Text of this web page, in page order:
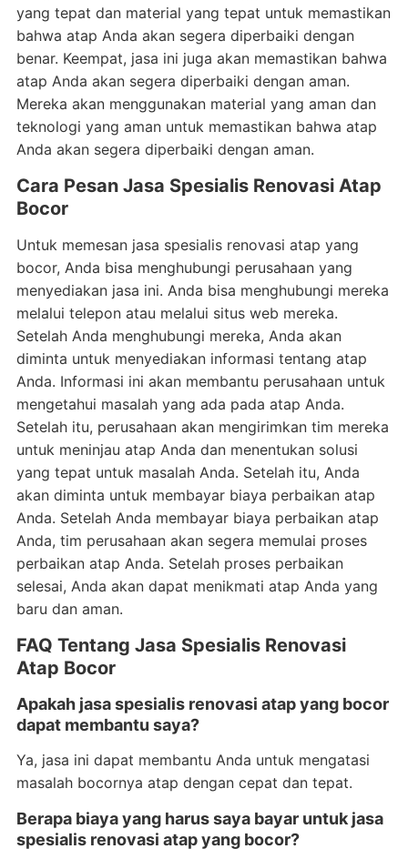
yang tepat dan material yang tepat untuk memastikan
bahwa atap Anda akan segera diperbaiki dengan
benar. Keempat, jasa ini juga akan memastikan bahwa
atap Anda akan segera diperbaiki dengan aman.
Mereka akan menggunakan material yang aman dan
teknologi yang aman untuk memastikan bahwa atap
Anda akan segera diperbaiki dengan aman.
Cara Pesan Jasa Spesialis Renovasi Atap
Bocor
Untuk memesan jasa spesialis renovasi atap yang
bocor, Anda bisa menghubungi perusahaan yang
menyediakan jasa ini. Anda bisa menghubungi mereka
melalui telepon atau melalui situs web mereka.
Setelah Anda menghubungi mereka, Anda akan
diminta untuk menyediakan informasi tentang atap
Anda. Informasi ini akan membantu perusahaan untuk
mengetahui masalah yang ada pada atap Anda.
Setelah itu, perusahaan akan mengirimkan tim mereka
untuk meninjau atap Anda dan menentukan solusi
yang tepat untuk masalah Anda. Setelah itu, Anda
akan diminta untuk membayar biaya perbaikan atap
Anda. Setelah Anda membayar biaya perbaikan atap
Anda, tim perusahaan akan segera memulai proses
perbaikan atap Anda. Setelah proses perbaikan
selesai, Anda akan dapat menikmati atap Anda yang
baru dan aman.
FAQ Tentang Jasa Spesialis Renovasi
Atap Bocor
Apakah jasa spesialis renovasi atap yang bocor
dapat membantu saya?
Ya, jasa ini dapat membantu Anda untuk mengatasi
masalah bocornya atap dengan cepat dan tepat.
Berapa biaya yang harus saya bayar untuk jasa
spesialis renovasi atap yang bocor?